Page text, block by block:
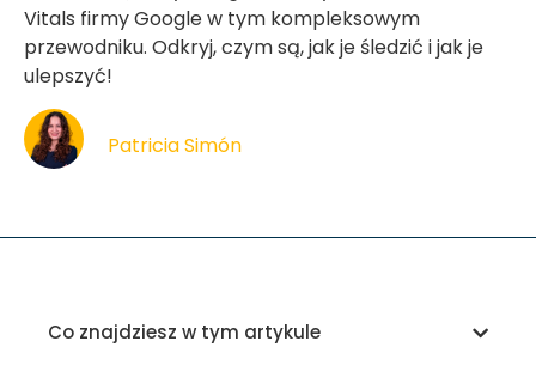
Vitals firmy Google w tym kompleksowym
przewodniku. Odkryj, czym są, jak je śledzić i jak je
ulepszyć!
Patricia Simón
Co znajdziesz w tym artykule